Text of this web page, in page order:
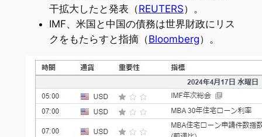
干拡大したと発表（REUTERS）。
IMF、米国と中国の債務は世界財政にリス
クをもたらすと指摘（Bloomberg）。